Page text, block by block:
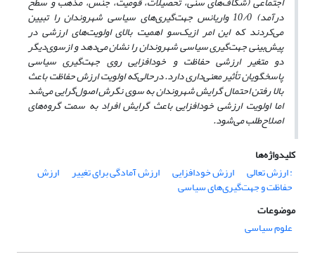
درآمد) 10/0 واریانس جهت‌گیری‌های سیاسی شهروندان را تبیین
می‌کردند که این امر ازیک‌سو اهمیت بالای اولویت‌های ارزشی در
پیش‌بینی جهت‌گیری سیاسی شهروندان را نشان می‌دهد و از‌سوی‌دیگر
دو متغیر ارزشی حفاظت و خودافزایی روی جهت‌گیری سیاسی
پاسخگویان تأثیر معنی‌داری دارد. در‌حالی‌که اولویت ارزش حفاظت باعث
بالا رفتن احتمال گرایش شهروندان به سوی نگرش اصول‌گرایی می‌شد
اما اولویت ارزشی خودافزایی باعث گرایش افراد به سمت گروه‌های
اصلاح‌طلب می‌شود.
کلیدواژه‌ها
: ارزش تعالی
ارزش خودافزایی ارزش آمادگی برای تغییر ارزش
حفاظت و جهت‌گیری‌های سیاسی
موضوعات
علوم سیاسی